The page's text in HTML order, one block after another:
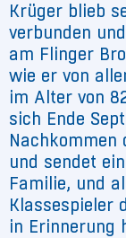
Krüger blieb
verbunden
am Flinger
wie er von
im Alter von
sich Ende
Nachkommen
und sendet
Familie, und
Klassespieler
in Erinnerung